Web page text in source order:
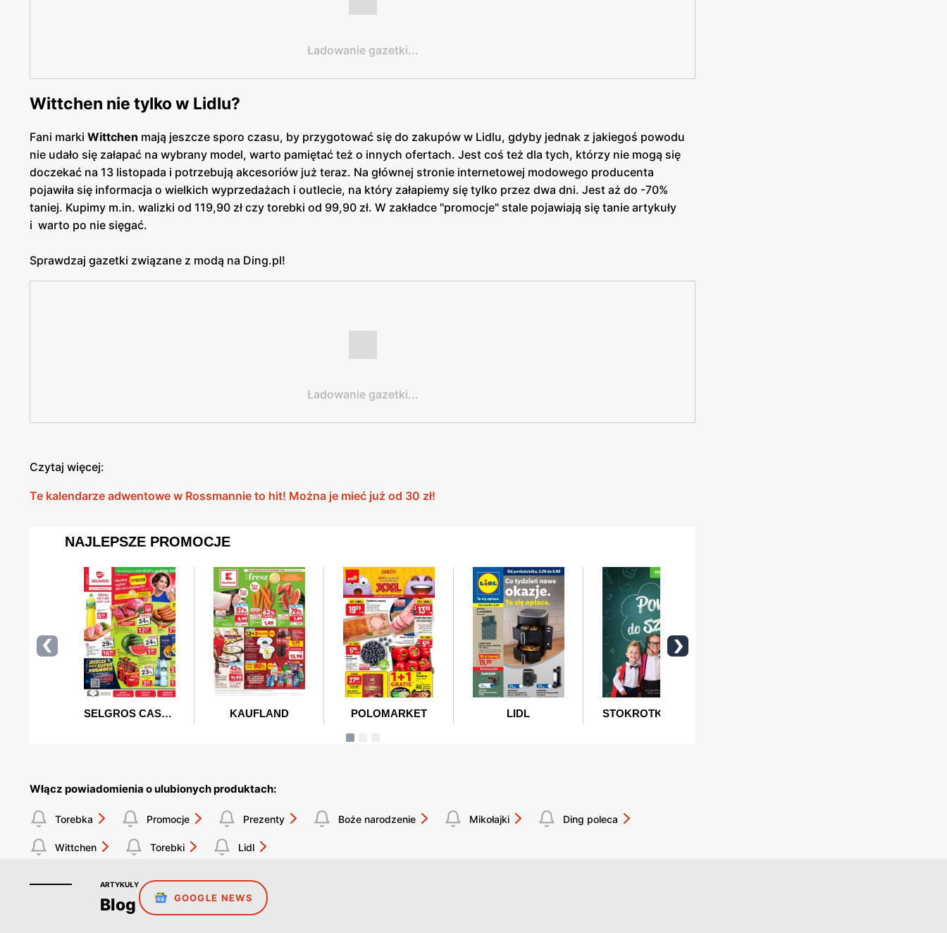
Ładowanie gazetki...
Wittchen nie tylko w Lidlu?
Fani marki Wittchen mają jeszcze sporo czasu, by przygotować się do zakupów w Lidlu, gdyby jednak z jakiegoś powodu
nie udało się załapać na wybrany model, warto pamiętać też o innych ofertach. Jest coś też dla tych, którzy nie mogą się
doczekać na 13 listopada i potrzebują akcesoriów już teraz. Na głównej stronie internetowej modowego producenta
pojawiła się informacja o wielkich wyprzedażach i outlecie, na który załapiemy się tylko przez dwa dni. Jest aż do -70%
taniej. Kupimy m.in. walizki od 119,90 zł czy torebki od 99,90 zł. W zakładce "promocje" stale pojawiają się tanie artykuły
i warto po nie sięgać.
Sprawdzaj gazetki związane z modą na Ding.pl!
Ładowanie gazetki...
Czytaj więcej:
Te kalendarze adwentowe w Rossmannie to hit! Można je mieć już od 30 zł!
Włącz powiadomienia o ulubionych produktach:
Torebka Promocje Prezenty Boże narodzenie Mikołajki Ding poleca
Wittchen Torebki Lidl
ARTYKUŁY
Blog GOOGLE NEWS